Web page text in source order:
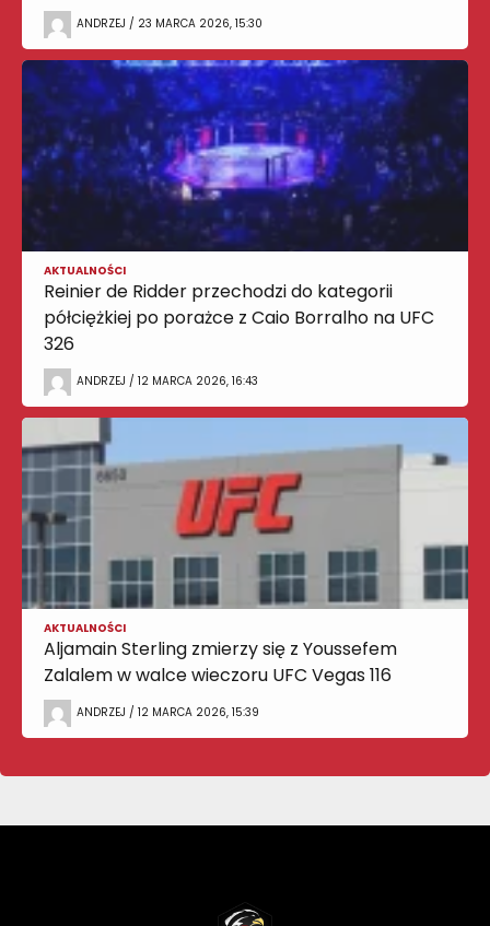
ANDRZEJ / 23 MARCA 2026, 15:30
AKTUALNOŚCI
Reinier de Ridder przechodzi do kategorii
półciężkiej po porażce z Caio Borralho na UFC
326
ANDRZEJ / 12 MARCA 2026, 16:43
AKTUALNOŚCI
Aljamain Sterling zmierzy się z Youssefem
Zalalem w walce wieczoru UFC Vegas 116
ANDRZEJ / 12 MARCA 2026, 15:39